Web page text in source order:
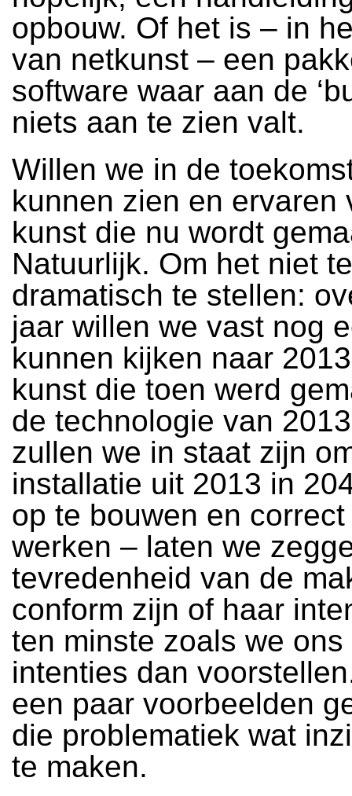
opbouw. Of het is – in
van netkunst – een
software waar aan de
niets aan te zien valt.
Willen we in de
kunnen zien en ervaren
kunst die nu wordt
Natuurlijk. Om het niet te
dramatisch te stellen:
jaar willen we vast nog
kunnen kijken naar
kunst die toen werd
de technologie van
zullen we in staat zijn
installatie uit 2013 in
op te bouwen en
werken – laten we
tevredenheid van de
conform zijn of haar
ten minste zoals we ons
intenties dan
een paar voorbeelden
die problematiek wat
te maken.